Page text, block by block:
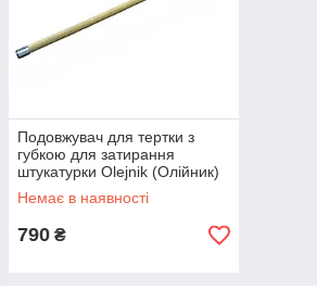
Подовжувач для тертки з
губкою для затирання
штукатурки Olejnik (Олійник)
1300 мм
Немає в наявності
790 ₴